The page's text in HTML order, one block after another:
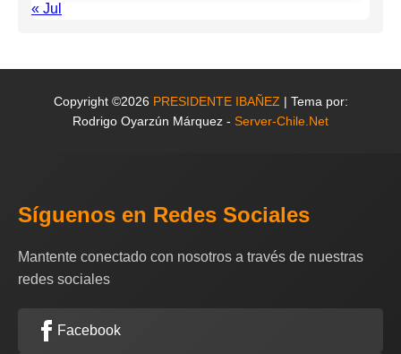
« Jul
Copyright ©2026 PRESIDENTE IBAÑEZ | Tema por:
Rodrigo Oyarzún Márquez - Server-Chile.Net
Síguenos en Redes Sociales
Mantente conectado con nosotros a través de nuestras
redes sociales
Facebook